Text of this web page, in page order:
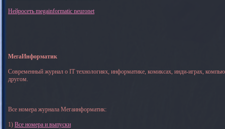
Нейросеть megainformatic neuronet
МегаИнформатик
Современный журнал о IT технологиях, информатике, комиксах, инди-играх,
другом.
Все номера журнала Мегаинформатик:
1) Все номера и выпуски